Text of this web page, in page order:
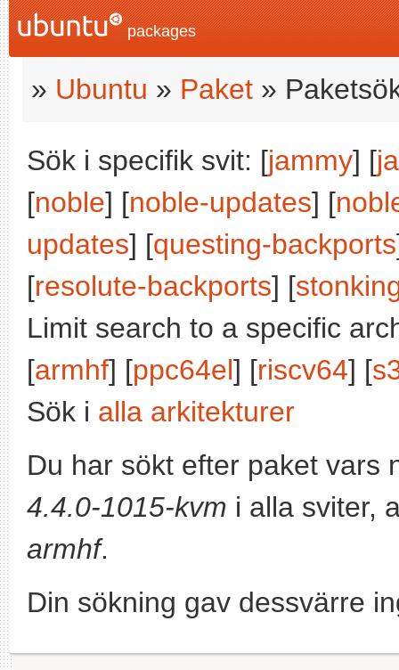
packages
» Ubuntu » Paket »
Sök i specifik svit: [jammy] [
[noble] [noble-updates] [
updates] [questing-backports
[resolute-backports] [
Limit search to a specific
[armhf] [ppc64el] [riscv64] [
Sök i alla arkitekturer
Du har sökt efter paket vars
4.4.0-1015-kvm i alla sviter,
armhf.
Din sökning gav dessvärre